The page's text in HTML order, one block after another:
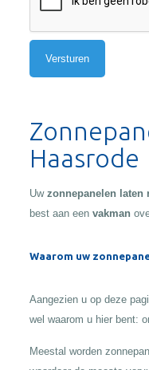
Haasrode
Uw zonnepanelen laten
best aan een vakman
Waarom uw
Aangezien u op deze
wel waarom u hier bent:
Meestal worden